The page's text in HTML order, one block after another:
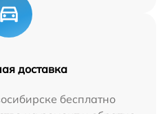
доставка
бесплатно